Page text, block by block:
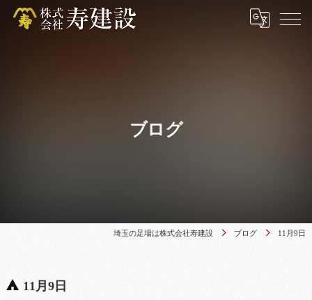
ブログ
埼玉の足場は株式会社寿建設 ブログ 11月9日
11月9日